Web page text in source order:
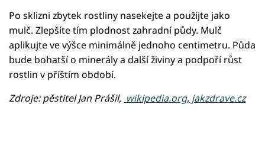
Po sklizni zbytek rostliny nasekejte a použijte jako
mulč. Zlepšíte tím plodnost zahradní půdy. Mulč
aplikujte ve výšce minimálně jednoho centimetru. Půda
bude bohatší o minerály a další živiny a podpoří růst
rostlin v příštím období.
Zdroje: pěstitel Jan Prášil, wikipedia.org, jakzdrave.cz